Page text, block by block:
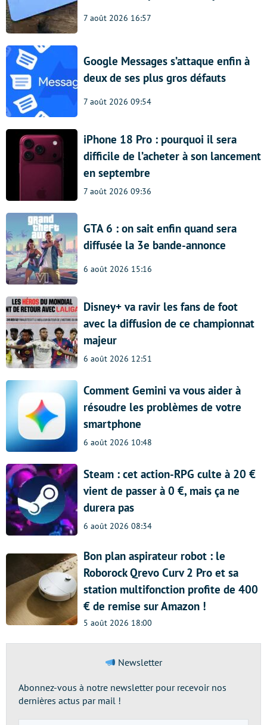
7 août 2026 16:57
Google Messages s’attaque enfin à
deux de ses plus gros défauts
7 août 2026 09:54
iPhone 18 Pro : pourquoi il sera
difficile de l’acheter à son lancement
en septembre
7 août 2026 09:36
GTA 6 : on sait enfin quand sera
diffusée la 3e bande-annonce
6 août 2026 15:16
Disney+ va ravir les fans de foot
avec la diffusion de ce championnat
majeur
6 août 2026 12:51
Comment Gemini va vous aider à
résoudre les problèmes de votre
smartphone
6 août 2026 10:48
Steam : cet action-RPG culte à 20 €
vient de passer à 0 €, mais ça ne
durera pas
6 août 2026 08:34
Bon plan aspirateur robot : le
Roborock Qrevo Curv 2 Pro et sa
station multifonction profite de 400
€ de remise sur Amazon !
5 août 2026 18:00
Newsletter
Abonnez-vous à notre newsletter pour recevoir nos
dernières actus par mail !